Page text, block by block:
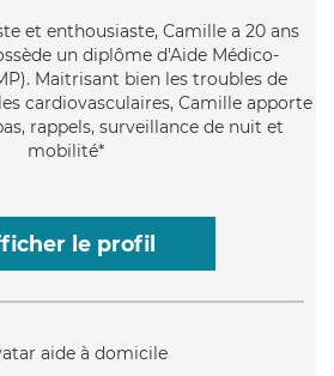
et enthousiaste, Camille a 20 ans
un diplôme d'Aide Médico-
Maitrisant bien les troubles de
cardiovasculaires, Camille apporte
rappels, surveillance de nuit et
mobilité*
le profil